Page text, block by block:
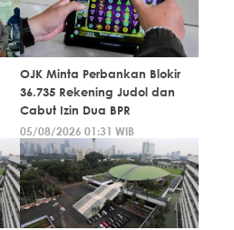
OJK Minta Perbankan Blokir
36.735 Rekening Judol dan
Cabut Izin Dua BPR
05/08/2026 01:31 WIB